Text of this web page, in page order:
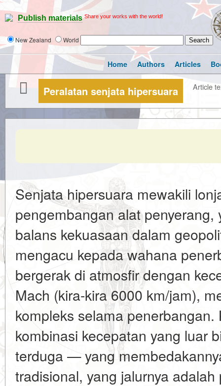
Publish materials Share your works with the world!
New Zealand World
Home Authors Articles
Peralatan senjata hipersuara Article
Senjata hipersuara mewakili
pengembangan alat
balans kekuasaan dalam
mengacu kepada wahana
bergerak di atmosfir dengan
Mach (kira-kira 6000 km/jam),
kompleks selama
kombinasi kecepatan yang luar
terduga — yang
tradisional, yang jalurnya